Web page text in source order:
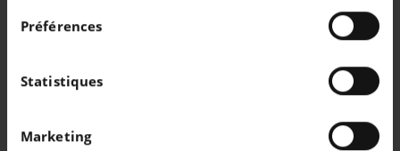
Collecter des informations sur votre localisation
géographique qui peuvent être précises à plusieurs
Identifier votre appareil en l'analysant
Préférences
Statistiques
Marketing
22.812 km